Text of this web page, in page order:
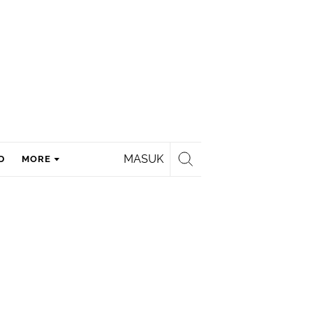
MASUK
MORE